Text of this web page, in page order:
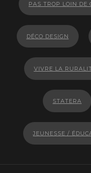
PAS TROP LOIN DE
DÉCO DESIGN
VIVRE LA
STATERA
JEUNESSE /